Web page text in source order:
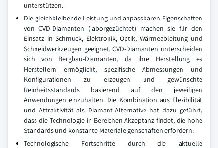
unterstützen.
Die gleichbleibende Leistung und anpassbaren Eigenschaften
von CVD-Diamanten (laborgezüchtet) machen sie für den
Einsatz in Schmuck, Elektronik, Optik, Wärmeableitung und
Schneidwerkzeugen geeignet. CVD-Diamanten unterscheiden
sich von Bergbau-Diamanten, da ihre Herstellung es
Herstellern ermöglicht, spezifische Abmessungen und
Konfigurationen zu erzeugen und gewünschte
Reinheitsstandards basierend auf den jeweiligen
Anwendungen einzuhalten. Die Kombination aus Flexibilität
und Attraktivität als Diamant-Alternative hat dazu geführt,
dass die Technologie in Bereichen Akzeptanz findet, die hohe
Standards und konstante Materialeigenschaften erfordern.
Technologische Fortschritte durch die aktuelle